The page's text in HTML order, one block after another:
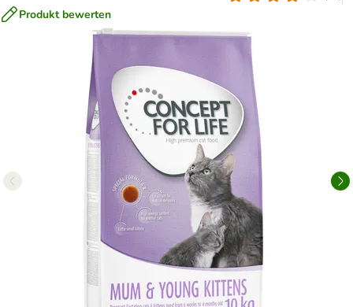
Produkt bewerten